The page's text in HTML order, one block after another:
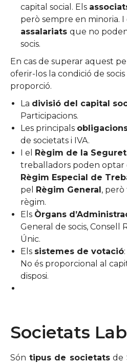
capital social. Els
però sempre en minoria. I
assalariats que no
socis.
En cas de superar aquest
oferir-los la condició de
proporció.
La divisió del capital
Participacions.
Les principals
de societats i IVA.
I el Règim de la
treballadors poden optar
Règim Especial de
pel Règim General,
règim.
Els Òrgans
General de socis, Consell
Únic.
Els sistemes de votació
No és proporcional al
disposi.
Societats
Són tipus de societatsde